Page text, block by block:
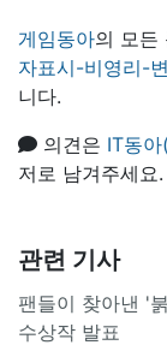
게임동아의 모든
자표시-비영리-
니다.
의견은 IT동
저로 남겨주세요.
관련 기사
팬들이 찾아낸 '
수상작 발표